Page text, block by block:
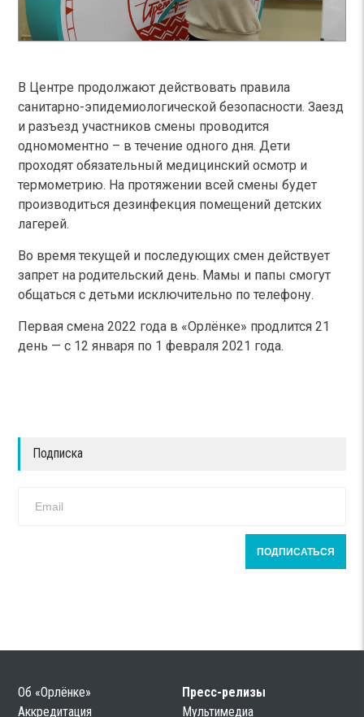
В Центре продолжают действовать правила
санитарно-эпидемиологической безопасности. Заезд
и разъезд участников смены проводится
одномоментно – в течение одного дня. Дети
проходят обязательный медицинский осмотр и
термометрию. На протяжении всей смены будет
производиться дезинфекция помещений детских
лагерей.
Во время текущей и последующих смен действует
запрет на родительский день. Мамы и папы смогут
общаться с детьми исключительно по телефону.
Первая смена 2022 года в «Орлёнке» продлится 21
день — с 12 января по 1 февраля 2021 года.
Подписка
Об «Орлёнке»
Пресс-релизы
Аккредитация
Мультимедиа